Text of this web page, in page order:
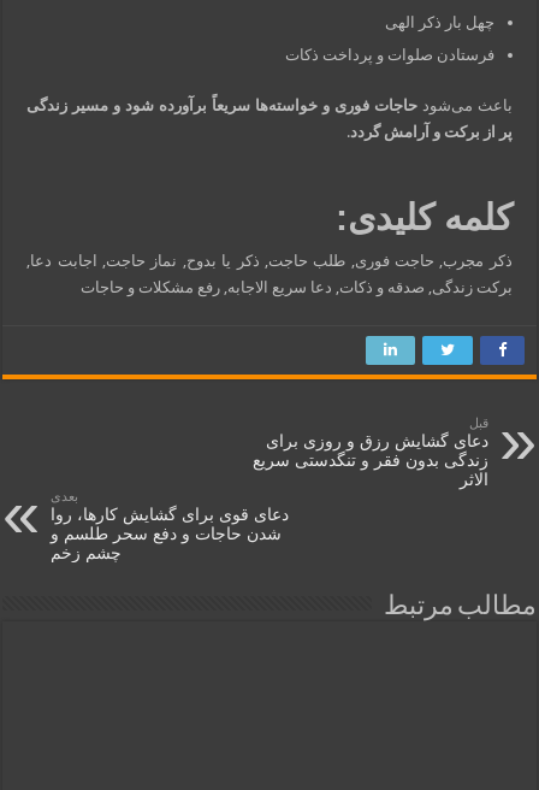
چهل بار ذکر الهی
فرستادن صلوات و پرداخت ذکات
باعث می‌شودحاجات فوری و خواسته‌ها سریعاً برآورده شود و مسیر زندگی
پر از برکت و آرامش گردد.
کلمه کلیدی:
ذکر مجرب, حاجت فوری, طلب حاجت, ذکر یا بدوح, نماز حاجت, اجابت دعا,
برکت زندگی, صدقه و ذکات, دعا سریع الاجابه, رفع مشکلات و حاجات
قبل
دعای گشایش رزق و روزی برای
زندگی بدون فقر و تنگدستی سریع
الاثر
بعدی
دعای قوی برای گشایش کارها، روا
شدن حاجات و دفع سحر طلسم و
چشم زخم
مطالب مرتبط